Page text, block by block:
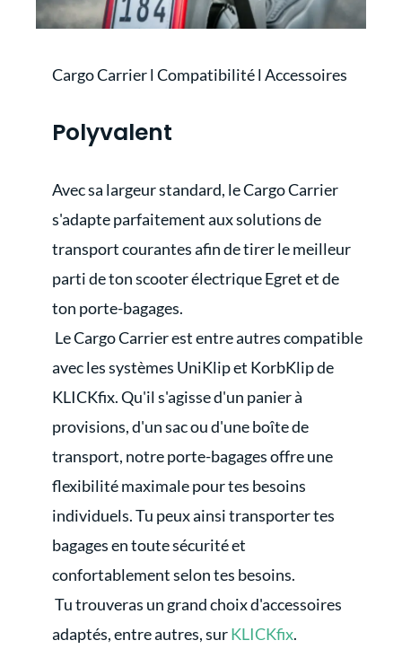
Cargo Carrier l Compatibilité l Accessoires
Polyvalent
Avec sa largeur standard, le Cargo Carrier
s'adapte parfaitement aux solutions de
transport courantes afin de tirer le meilleur
parti de ton scooter électrique Egret et de
ton porte-bagages.
Le Cargo Carrier est entre autres compatible
avec les systèmes UniKlip et KorbKlip de
KLICKfix. Qu'il s'agisse d'un panier à
provisions, d'un sac ou d'une boîte de
transport, notre porte-bagages offre une
flexibilité maximale pour tes besoins
individuels. Tu peux ainsi transporter tes
bagages en toute sécurité et
confortablement selon tes besoins.
Tu trouveras un grand choix d'accessoires
adaptés, entre autres, surKLICKfix.